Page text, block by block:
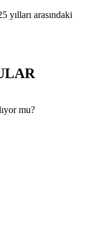
yılları arasındaki
mu?